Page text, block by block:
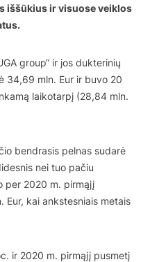
iššūkius ir visuose veiklos
group“ ir jos dukterinių
34,69 mln. Eur ir buvo 20
laikotarpį (28,84 mln.
bendrasis pelnas sudarė
nei tuo pačiu
per 2020 m. pirmąjį
Eur, kai ankstesniais metais
ir 2020 m. pirmąjį pusmetį